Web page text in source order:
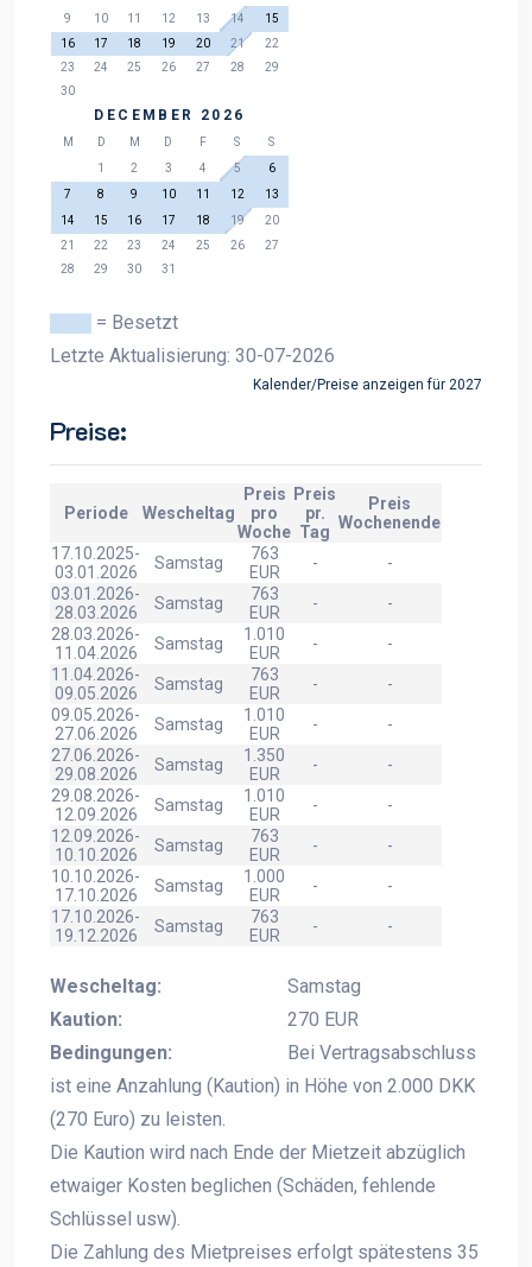
9
10 11 12 13 14
15
16
17 18 19 20 21
22
23
24 25 26 27 28
29
30
DECEMBER 2026
M D M D F S
S
1
2 3 4 5
6
7
8 9 10 11 12
13
14
15 16 17 18 19
20
21
22 23 24 25 26
27
28
29 30 31
= Besetzt
Letzte Aktualisierung: 30-07-2026
Kalender/Preise anzeigen für 2027
Preise:
Periode Wescheltag
Preis
pro
Woche
Preis
pr.
Tag
Preis
Wochenende
17.10.2025-
03.01.2026
Samstag
763
EUR
-
-
03.01.2026-
28.03.2026
Samstag
763
EUR
-
-
28.03.2026-
11.04.2026
Samstag
1.010
EUR
-
-
11.04.2026-
09.05.2026
Samstag
763
EUR
-
-
09.05.2026-
27.06.2026
Samstag
1.010
EUR
-
-
27.06.2026-
29.08.2026
Samstag
1.350
EUR
-
-
29.08.2026-
12.09.2026
Samstag
1.010
EUR
-
-
12.09.2026-
10.10.2026
Samstag
763
EUR
-
-
10.10.2026-
17.10.2026
Samstag
1.000
EUR
-
-
17.10.2026-
19.12.2026
Samstag
763
EUR
- -
Wescheltag:
Samstag
Kaution:
270 EUR
Bedingungen:
Bei Vertragsabschluss
ist eine Anzahlung (Kaution) in Höhe von 2.000 DKK
(270 Euro) zu leisten.
Die Kaution wird nach Ende der Mietzeit abzüglich
etwaiger Kosten beglichen (Schäden, fehlende
Schlüssel usw).
Die Zahlung des Mietpreises erfolgt spätestens 35